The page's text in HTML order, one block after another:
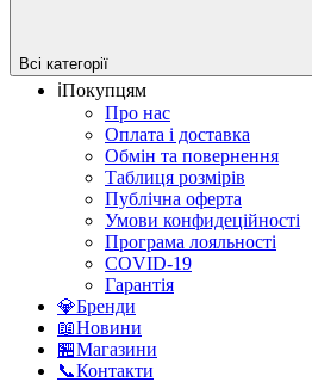
Всі категорії
ℹ️Покупцям
Про нас
Оплата і доставка
Обмін та повернення
Таблиця розмірів
Публічна оферта
Умови конфидеційності
Програма лояльності
COVID-19
Гарантія
💎Бренди
📖Новини
🏪Магазини
📞Контакти